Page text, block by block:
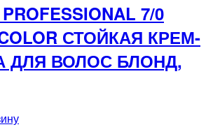
7/0
СТОЙКАЯ КРЕМ-
ДЛЯ ВОЛОС БЛОНД,